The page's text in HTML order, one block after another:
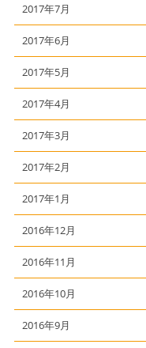
2017年7月
2017年6月
2017年5月
2017年4月
2017年3月
2017年2月
2017年1月
2016年12月
2016年11月
2016年10月
2016年9月